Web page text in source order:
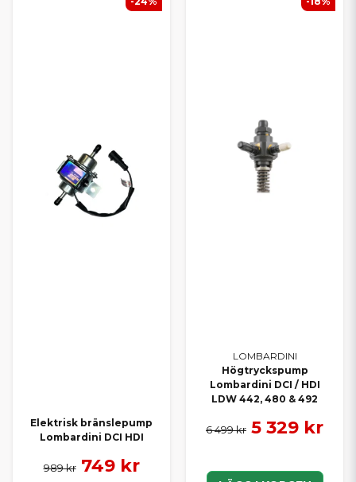
delar här – med hög kvalitet, precision och passform.
Elektrisk bränslepump
Lombardini DCI HDI
989 kr 749 kr
LOMBARDINI
Högtryckspump
Lombardini DCI / HDI
LDW 442, 480 & 492
6 499 kr 5 329 kr